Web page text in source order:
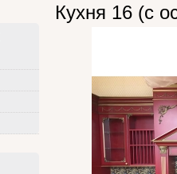
Кухня 16 (с